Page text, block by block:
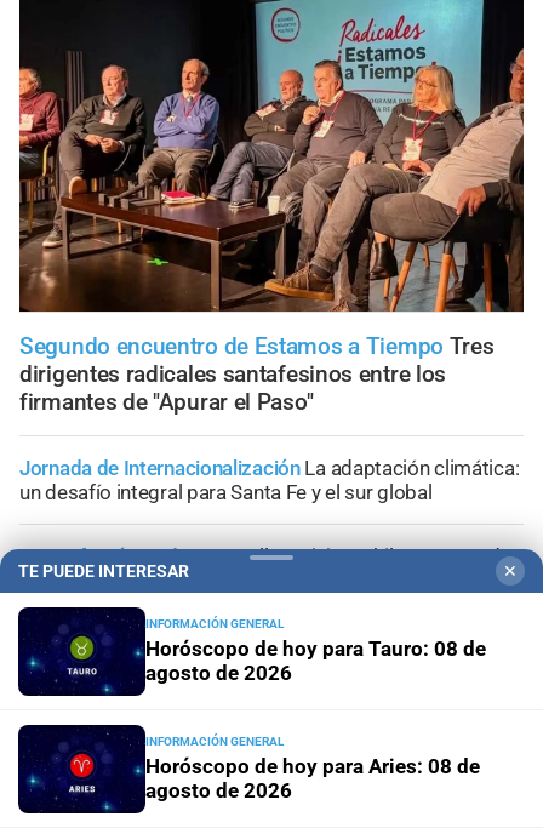
Segundo encuentro de Estamos a Tiempo Tres
dirigentes radicales santafesinos entre los
firmantes de "Apurar el Paso"
Jornada de Internacionalización La adaptación climática:
un desafío integral para Santa Fe y el sur global
Lo confirmó CoudannesPullaro viaja a Chile con agenda
productiva vinculada al puerto de Rosario
Proyecto de Losada Contundente rechazo del
radicalismo nacional al dictamen sobre falsas denuncias
Congreso de la Nación Ley de Propiedad Privada: cómo
votaron Losada, Galaretto y Lewandowski en el Senado
TE PUEDE INTERESAR ✕
INFORMACIÓN GENERAL
Horóscopo de hoy para Tauro: 08 de
agosto de 2026
INFORMACIÓN GENERAL
Horóscopo de hoy para Aries: 08 de
agosto de 2026